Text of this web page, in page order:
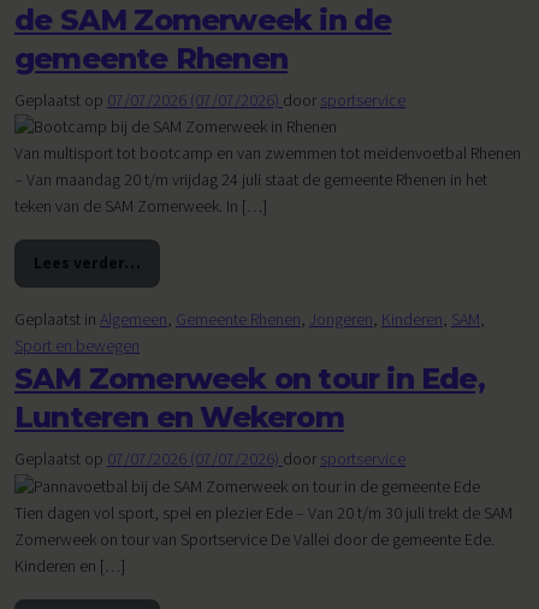
de SAM Zomerweek in de
gemeente Rhenen
Geplaatst op 07/07/2026 (07/07/2026) door sportservice
Van multisport tot bootcamp en van zwemmen tot meidenvoetbal Rhenen
– Van maandag 20 t/m vrijdag 24 juli staat de gemeente Rhenen in het
teken van de SAM Zomerweek. In […]
Lees verder…from Gratis sporten en plezier tijdens de SAM Zomerweek
Geplaatst in Algemeen, Gemeente Rhenen, Jongeren, Kinderen, SAM,
Sport en bewegen
SAM Zomerweek on tour in Ede,
Lunteren en Wekerom
Geplaatst op 07/07/2026(07/07/2026)doorsportservice
Tien dagen vol sport, spel en plezier Ede – Van 20 t/m 30 juli trekt de SAM
Zomerweek on tour van Sportservice De Vallei door de gemeente Ede.
Kinderen en […]